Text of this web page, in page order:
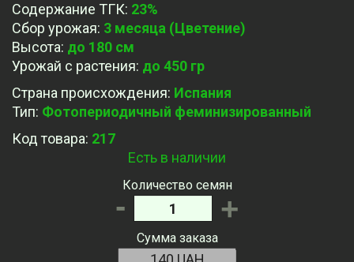
Содержание ТГК: 23%
Сбор урожая: 3 месяца (Цветение)
Высота: до 180 см
Урожай с растения: до 450 гр
Страна происхождения: Испания
Тип: Фотопериодичный феминизированный
Код товара: 217
Есть в наличии
Количество семян
- +
Сумма заказа